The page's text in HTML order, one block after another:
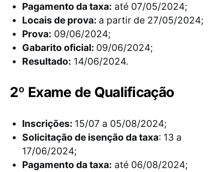
Pagamento da taxa: até 07/05/2024;
Locais de prova: a partir de 27/05/2024;
Prova: 09/06/2024;
Gabarito oficial: 09/06/2024;
Resultado: 14/06/2024.
2º Exame de Qualificação
Inscrições: 15/07 a 05/08/2024;
Solicitação de isenção da taxa: 13 a
17/06/2024;
Pagamento da taxa: até 06/08/2024;